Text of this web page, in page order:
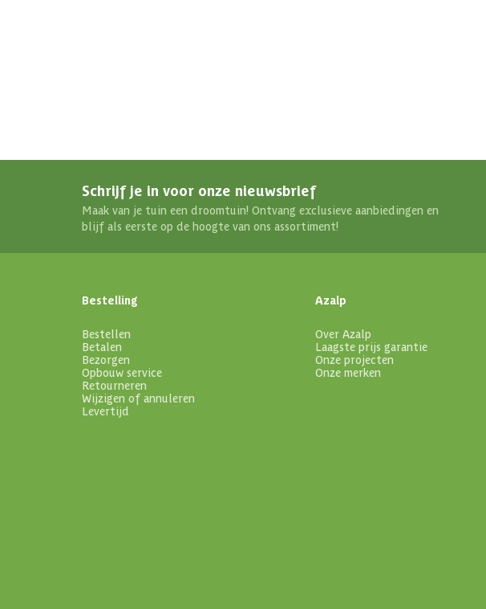
Schrijf je in voor onze nieuwsbrief
Maak van je tuin een droomtuin! Ontvang exclusieve aanbiedingen en
blijf als eerste op de hoogte van ons assortiment!
Bestelling
Bestellen
Betalen
Bezorgen
Opbouw service
Retourneren
Wijzigen of annuleren
Levertijd
Azalp
Over Azalp
Laagste prijs garantie
Onze projecten
Onze merken